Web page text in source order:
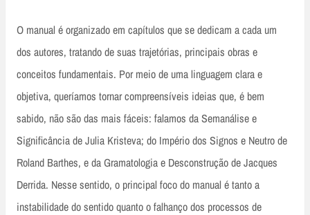
O manual é organizado em capítulos que se dedicam a cada um
dos autores, tratando de suas trajetórias, principais obras e
conceitos fundamentais. Por meio de uma linguagem clara e
objetiva, queríamos tornar compreensíveis ideias que, é bem
sabido, não são das mais fáceis: falamos da Semanálise e
Significância de Julia Kristeva; do Império dos Signos e Neutro de
Roland Barthes, e da Gramatologia e Desconstrução de Jacques
Derrida. Nesse sentido, o principal foco do manual é tanto a
instabilidade do sentido quanto o falhanço dos processos de